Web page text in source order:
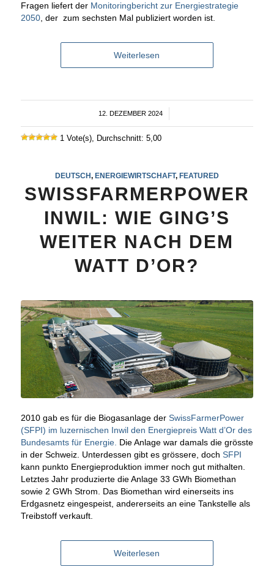
Fragen liefert der Monitoringbericht zur Energiestrategie
2050, der zum sechsten Mal publiziert worden ist.
Weiterlesen
12. DEZEMBER 2024
/
1 Vote(s), Durchschnitt: 5,00
DEUTSCH, ENERGIEWIRTSCHAFT, FEATURED
SWISSFARMERPOWER
INWIL: WIE GING’S
WEITER NACH DEM
WATT D’OR?
2010 gab es für die Biogasanlage der SwissFarmerPower
(SFPI) im luzernischen Inwil den Energiepreis Watt d’Or des
Bundesamts für Energie. Die Anlage war damals die grösste
in der Schweiz. Unterdessen gibt es grössere, doch SFPI
kann punkto Energieproduktion immer noch gut mithalten.
Letztes Jahr produzierte die Anlage 33 GWh Biomethan
sowie 2 GWh Strom. Das Biomethan wird einerseits ins
Erdgasnetz eingespeist, andererseits an eine Tankstelle als
Treibstoff verkauft.
Weiterlesen